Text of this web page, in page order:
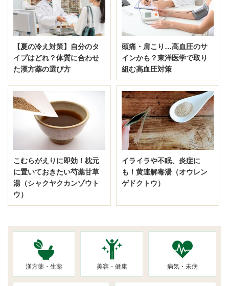
【夏の冷え対策】自分のタ
イプはどれ？体質に合わせ
た漢方薬の選び方
頭痛・肩こり…高血圧のサ
インかも？東洋医学で取り
組む高血圧対策
こむらがえりに即効！枕元
に置いておきたい芍薬甘草
湯（シャクヤクカンゾウト
ウ）
イライラや不眠、炎症に
も！黄連解毒湯（オウレン
ゲドクトウ）
漢方薬・生薬 美容・健康 病気・未病